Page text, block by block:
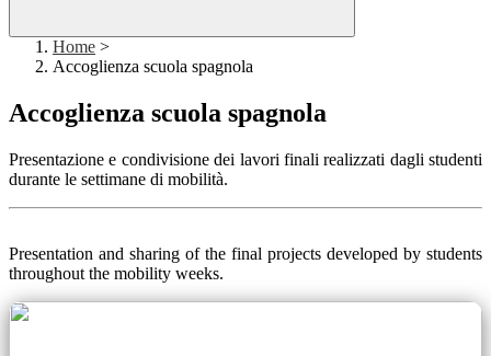
Home >
Accoglienza scuola spagnola
Accoglienza scuola spagnola
Presentazione e condivisione dei lavori finali realizzati dagli studenti
durante le settimane di mobilità.
Presentation and sharing of the final projects developed by students
throughout the mobility weeks.